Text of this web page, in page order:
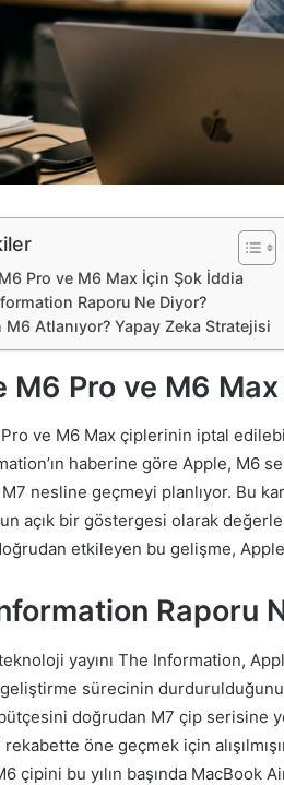
Pro ve M6 Max İçin Şok İddia
Raporu Ne Diyor?
M6 Atlanıyor? Yapay Zeka Stratejisi
M6 Pro ve M6
ve M6 Max çiplerinin iptal
haberine göre Apple, M6
nesline geçmeyi planlıyor. Bu
açık bir göstergesi olarak
etkileyen bu gelişme, Apple
Raporu
yayını The Information,
sürecinin durdurulduğunu
doğrudan M7 çip serisine
rekabette öne geçmek için
çipini bu yılın başında MacBook